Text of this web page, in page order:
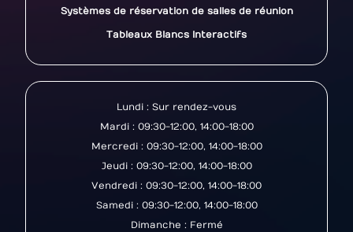
Systèmes de réservation de salles de réunion
Tableaux Blancs Interactifs
Lundi : Sur rendez-vous
Mardi : 09:30-12:00, 14:00-18:00
Mercredi : 09:30-12:00, 14:00-18:00
Jeudi : 09:30-12:00, 14:00-18:00
Vendredi : 09:30-12:00, 14:00-18:00
Samedi : 09:30-12:00, 14:00-18:00
Dimanche : Fermé